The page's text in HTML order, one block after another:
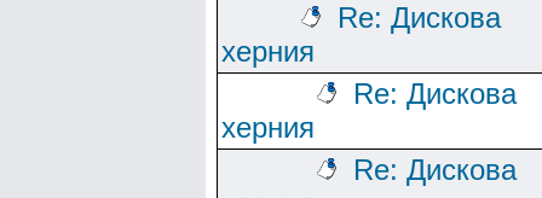
Re: Дискова
херния
Re: Дискова
херния
Re: Дискова